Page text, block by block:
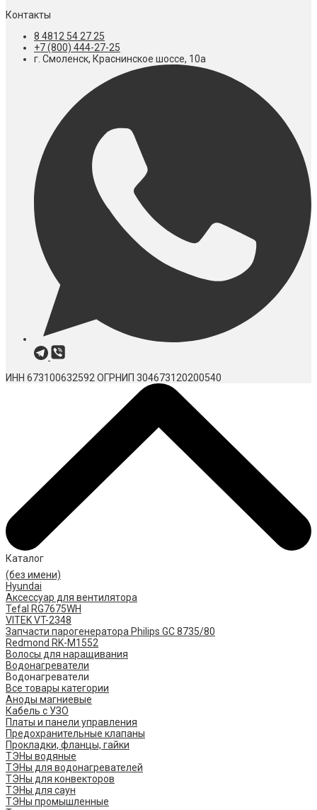
Контакты
8 4812 54 27 25
+7 (800) 444-27-25
г. Смоленск, Краснинское шоссе, 10а
ИНН 673100632592 ОГРНИП 304673120200540
Каталог
(без имени)
Hyundai
Аксессуар для вентилятора
Tefal RG7675WH
VITEK VT-2348
Запчасти парогенератора Philips GC 8735/80
Redmond RK-M1552
Волосы для наращивания
Водонагреватели
Водонагреватели
Все товары категории
Аноды магниевые
Кабель с УЗО
Платы и панели управления
Предохранительные клапаны
Прокладки, фланцы, гайки
ТЭНы водяные
ТЭНы для водонагревателей
ТЭНы для конвекторов
ТЭНы для саун
ТЭНы промышленные